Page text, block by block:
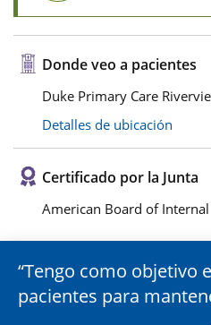
Donde veo a pacientes
Duke Primary Care
Detalles de ubicación
Certificado por la Junta
American Board of
Tengo como objetivo
pacientes para